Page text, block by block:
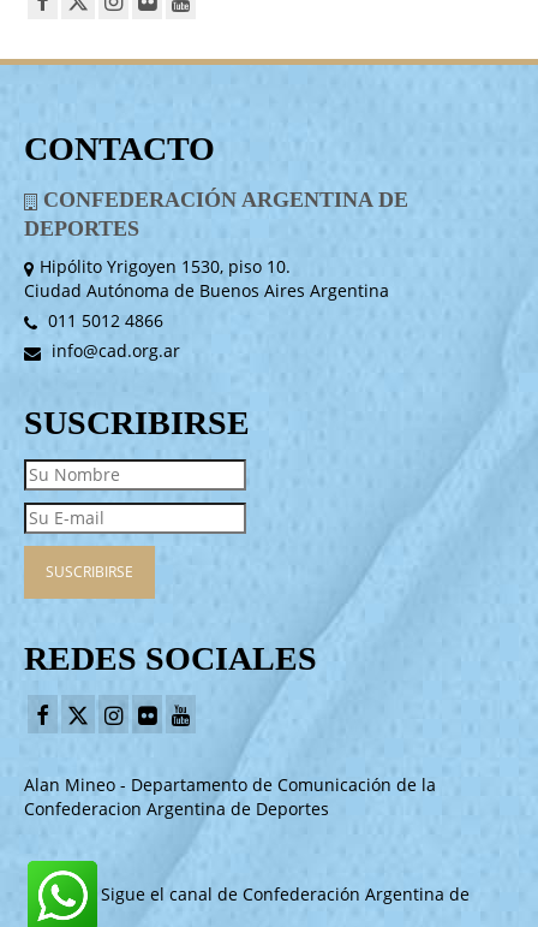
CONTACTO
CONFEDERACIÓN ARGENTINA DE
DEPORTES
Hipólito Yrigoyen 1530, piso 10.
Ciudad Autónoma de Buenos Aires Argentina
011 5012 4866
info@cad.org.ar
SUSCRIBIRSE
REDES SOCIALES
Alan Mineo - Departamento de Comunicación de la
Confederacion Argentina de Deportes
Sigue el canal de Confederación Argentina de